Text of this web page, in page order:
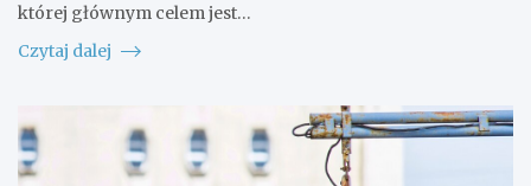
której głównym celem jest…
Czytaj dalej